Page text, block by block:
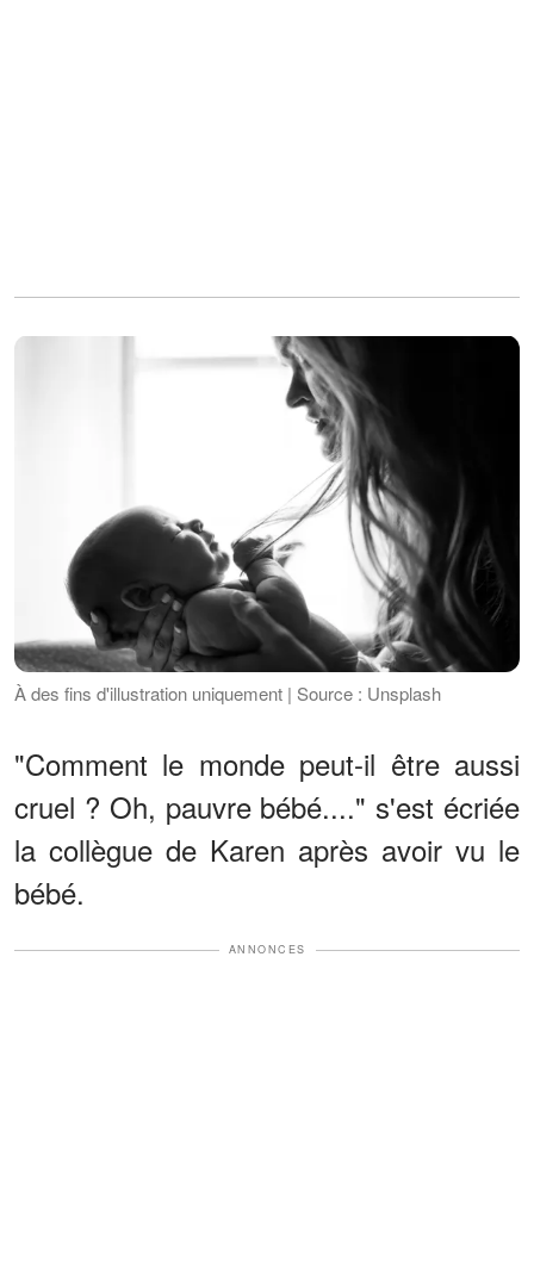
À des fins d'illustration uniquement | Source : Unsplash
"Comment le monde peut-il être aussi
cruel ? Oh, pauvre bébé...." s'est écriée
la collègue de Karen après avoir vu le
bébé.
ANNONCES